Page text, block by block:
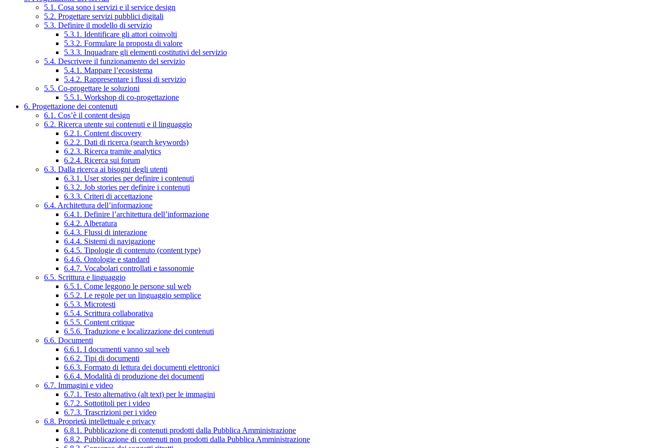
5.1. Cosa sono i servizi e il service design
5.2. Progettare servizi pubblici digitali
5.3. Definire il modello di servizio
5.3.1. Identificare gli attori coinvolti
5.3.2. Formulare la proposta di valore
5.3.3. Inquadrare gli elementi costitutivi del servizio
5.4. Descrivere il funzionamento del servizio
5.4.1. Mappare l’ecosistema
5.4.2. Rappresentare i flussi di servizio
5.5. Co-progettare le soluzioni
5.5.1. Workshop di co-progettazione
6. Progettazione dei contenuti
6.1. Cos’è il content design
6.2. Ricerca utente sui contenuti e il linguaggio
6.2.1. Content discovery
6.2.2. Dati di ricerca (search keywords)
6.2.3. Ricerca tramite analytics
6.2.4. Ricerca sui forum
6.3. Dalla ricerca ai bisogni degli utenti
6.3.1. User stories per definire i contenuti
6.3.2. Job stories per definire i contenuti
6.3.3. Criteri di accettazione
6.4. Architettura dell’informazione
6.4.1. Definire l’architettura dell’informazione
6.4.2. Alberatura
6.4.3. Flussi di interazione
6.4.4. Sistemi di navigazione
6.4.5. Tipologie di contenuto (content type)
6.4.6. Ontologie e standard
6.4.7. Vocabolari controllati e tassonomie
6.5. Scrittura e linguaggio
6.5.1. Come leggono le persone sul web
6.5.2. Le regole per un linguaggio semplice
6.5.3. Microtesti
6.5.4. Scrittura collaborativa
6.5.5. Content critique
6.5.6. Traduzione e localizzazione dei contenuti
6.6. Documenti
6.6.1. I documenti vanno sul web
6.6.2. Tipi di documenti
6.6.3. Formato di lettura dei documenti elettronici
6.6.4. Modalità di produzione dei documenti
6.7. Immagini e video
6.7.1. Testo alternativo (alt text) per le immagini
6.7.2. Sottotitoli per i video
6.7.3. Trascrizioni per i video
6.8. Proprietà intellettuale e privacy
6.8.1. Pubblicazione di contenuti prodotti dalla Pubblica Amministrazione
6.8.2. Pubblicazione di contenuti non prodotti dalla Pubblica Amministrazione